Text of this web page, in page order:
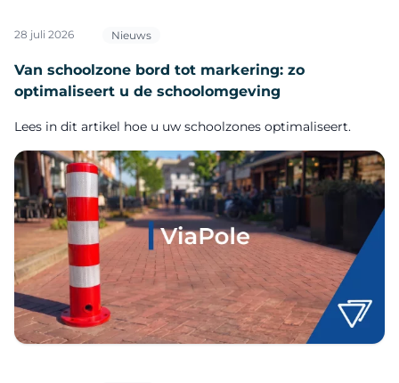
28 juli 2026 Nieuws
Van schoolzone bord tot markering: zo
optimaliseert u de schoolomgeving
Lees in dit artikel hoe u uw schoolzones optimaliseert.